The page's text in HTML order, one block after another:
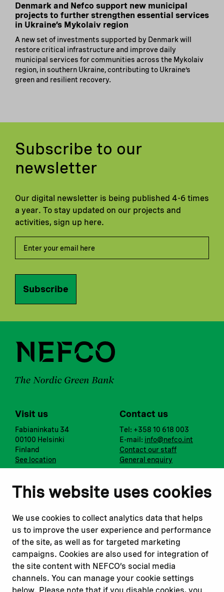
This website uses cookies
We use cookies to collect analytics data that helps
us to improve the user experience and performance
of the site, as well as for targeted marketing
campaigns. Cookies are also used for integration of
the site content with NEFCO’s social media
channels. You can manage your cookie settings
Denmark and Nefco support new municipal
projects to further strengthen essential services
in Ukraine’s Mykolaiv region
A new set of investments supported by Denmark will
restore critical infrastructure and improve daily
municipal services for communities across the Mykolaiv
region, in southern Ukraine, contributing to Ukraine’s
green and resilient recovery.
Subscribe to our
newsletter
Our digital newsletter is being published 4-6 times
a year. To stay updated on our projects and
activities, sign up here.
Subscribe
Visit us
Fabianinkatu 34
00100 Helsinki
Finland
See location
Contact us
Tel: +358 10 618 003
E-mail: info@nefco.int
Contact our staff
General enquiry
Notify us
Report a concern
Submit a complaint
Instagram
Youtube
Read about
Our financing
Related websites
Nopef